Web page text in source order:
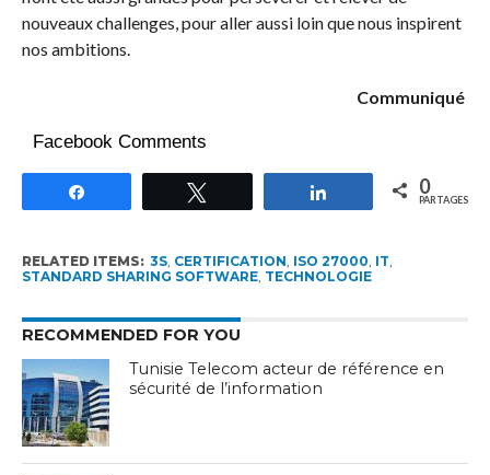
nouveaux challenges, pour aller aussi loin que nous inspirent
nos ambitions.
Communiqué
Facebook Comments
Partagez 0
PARTAGES
RELATED ITEMS: 3S, CERTIFICATION, ISO 27000, IT,
STANDARD SHARING SOFTWARE, TECHNOLOGIE
RECOMMENDED FOR YOU
Tunisie Telecom acteur de référence en
sécurité de l’information